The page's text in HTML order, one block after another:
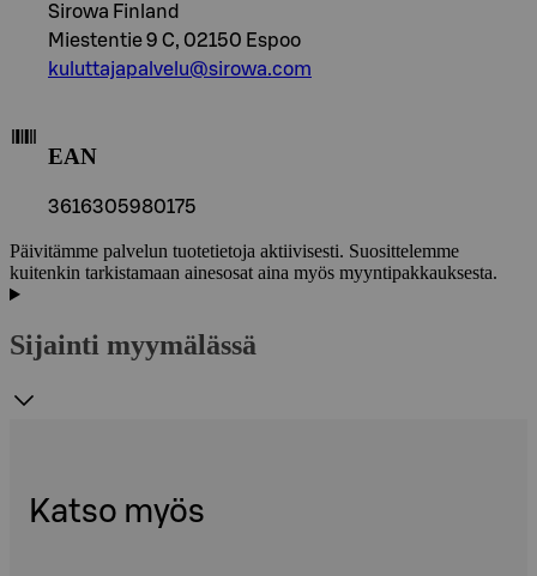
Sirowa Finland
Miestentie 9 C, 02150 Espoo
kuluttajapalvelu@sirowa.com
EAN
3616305980175
Päivitämme palvelun tuotetietoja aktiivisesti. Suosittelemme
kuitenkin tarkistamaan ainesosat aina myös myyntipakkauksesta.
Sijainti myymälässä
Katso myös